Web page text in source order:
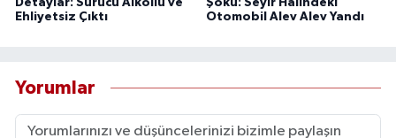
Detaylar: Sürücü Alkollü ve
Ehliyetsiz Çıktı
Şoku: Seyir Halindeki
Otomobil Alev Alev Yandı
Yorumlar